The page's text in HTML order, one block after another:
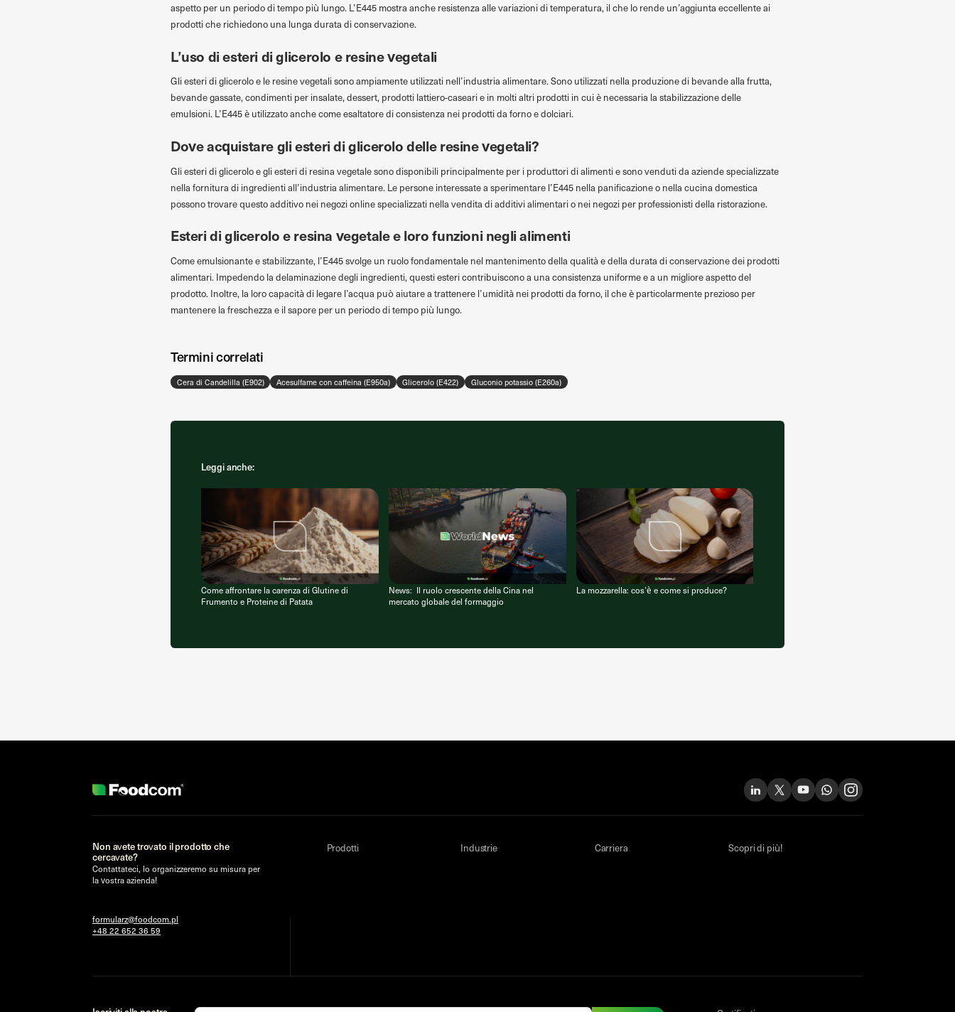
aspetto per un periodo di tempo più lungo. L’E445 mostra anche resistenza alle variazioni di temperatura, il che lo rende un’aggiunta eccellente ai
prodotti che richiedono una lunga durata di conservazione.
L’uso di esteri di glicerolo e resine vegetali
Gli esteri di glicerolo e le resine vegetali sono ampiamente utilizzati nell’industria alimentare. Sono utilizzati nella produzione di bevande alla frutta,
bevande gassate, condimenti per insalate, dessert, prodotti lattiero-caseari e in molti altri prodotti in cui è necessaria la stabilizzazione delle
emulsioni. L’E445 è utilizzato anche come esaltatore di consistenza nei prodotti da forno e dolciari.
Dove acquistare gli esteri di glicerolo delle resine vegetali?
Gli esteri di glicerolo e gli esteri di resina vegetale sono disponibili principalmente per i produttori di alimenti e sono venduti da aziende specializzate
nella fornitura di ingredienti all’industria alimentare. Le persone interessate a sperimentare l’E445 nella panificazione o nella cucina domestica
possono trovare questo additivo nei negozi online specializzati nella vendita di additivi alimentari o nei negozi per professionisti della ristorazione.
Esteri di glicerolo e resina vegetale e loro funzioni negli alimenti
Come emulsionante e stabilizzante, l’E445 svolge un ruolo fondamentale nel mantenimento della qualità e della durata di conservazione dei prodotti
alimentari. Impedendo la delaminazione degli ingredienti, questi esteri contribuiscono a una consistenza uniforme e a un migliore aspetto del
prodotto. Inoltre, la loro capacità di legare l’acqua può aiutare a trattenere l’umidità nei prodotti da forno, il che è particolarmente prezioso per
mantenere la freschezza e il sapore per un periodo di tempo più lungo.
Termini correlati
Cera di Candelilla (E902) Acesulfame con caffeina (E950a) Glicerolo (E422) Gluconio potassio (E260a)
Leggi anche:
Come affrontare la carenza di Glutine di
Frumento e Proteine di Patata
News: Il ruolo crescente della Cina nel
mercato globale del formaggio
La mozzarella: cos’è e come si produce?
Non avete trovato il prodotto che
cercavate?
Contattateci, lo organizzeremo su misura per
la vostra azienda!
formularz@foodcom.pl
+48 22 652 36 59
Prodotti Industrie Carriera Scopri di più!